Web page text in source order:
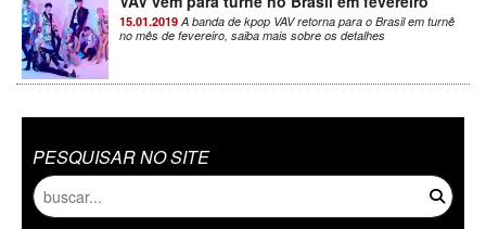
15.01.2019A banda de kpop VAV retorna para o Brasil em turnê
no mês de fevereiro, saiba mais sobre os detalhes
PESQUISAR NO SITE